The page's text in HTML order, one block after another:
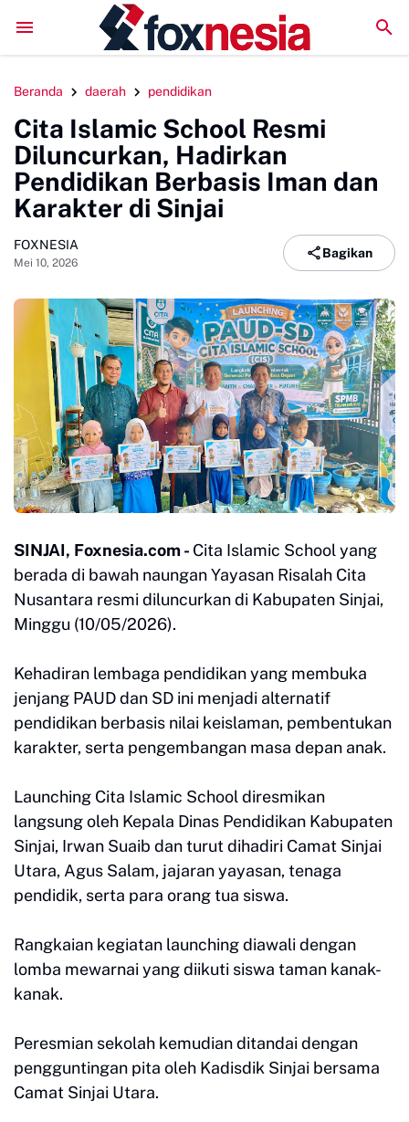
Mengawali Pengabdian dengan Sujud, Kapolresta
Beranda daerah pendidikan
Cita Islamic School Resmi
Diluncurkan, Hadirkan
Pendidikan Berbasis Iman dan
Karakter di Sinjai
FOXNESIA
Mei 10, 2026
Bagikan
SINJAI, Foxnesia.com - Cita Islamic School yang
berada di bawah naungan Yayasan Risalah Cita
Nusantara resmi diluncurkan di Kabupaten Sinjai,
Minggu (10/05/2026).
Kehadiran lembaga pendidikan yang membuka
jenjang PAUD dan SD ini menjadi alternatif
pendidikan berbasis nilai keislaman, pembentukan
karakter, serta pengembangan masa depan anak.
Launching Cita Islamic School diresmikan
langsung oleh Kepala Dinas Pendidikan Kabupaten
Sinjai, Irwan Suaib dan turut dihadiri Camat Sinjai
Utara, Agus Salam, jajaran yayasan, tenaga
pendidik, serta para orang tua siswa.
Rangkaian kegiatan launching diawali dengan
lomba mewarnai yang diikuti siswa taman kanak-
kanak.
Peresmian sekolah kemudian ditandai dengan
pengguntingan pita oleh Kadisdik Sinjai bersama
Camat Sinjai Utara.